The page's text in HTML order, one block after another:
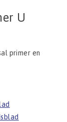
U
primer en